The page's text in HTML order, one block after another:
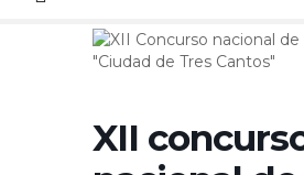
XII